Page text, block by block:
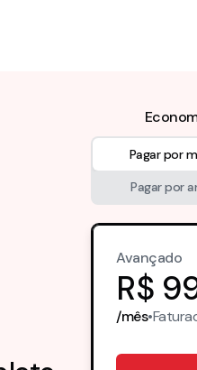
Pagar por
Pagar por
Avançado
R$
/mês•